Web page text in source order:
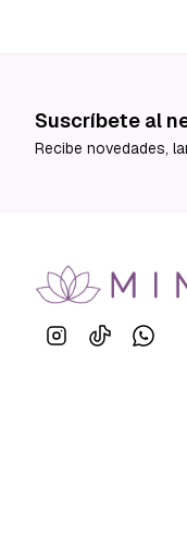
Suscríbete al
Recibe novedades,